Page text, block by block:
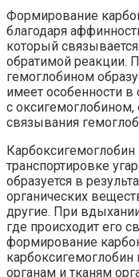
Формирование
благодаря
который
обратимой реакции.
гемоглобином
имеет особенности
с
связывания
транспортировке
образуется в
органических
другие. При
где происходит его
формирование
карбоксигемоглобин
органам и тканям